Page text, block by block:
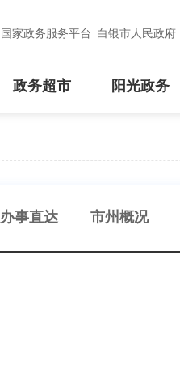
国家政务服务平台 白银市人民政府
政务超市 阳光政务
办事直达 市州概况